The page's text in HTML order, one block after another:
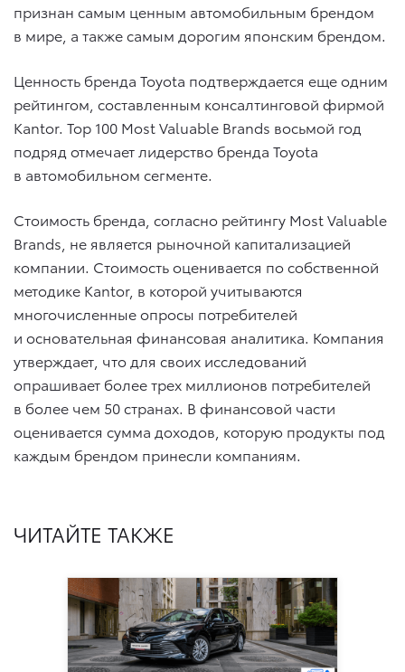
признан самым ценным автомобильным брендом
в мире, а также самым дорогим японским брендом.
Ценность бренда Toyota подтверждается еще одним
рейтингом, составленным консалтинговой фирмой
Kantor. Top 100 Most Valuable Brands восьмой год
подряд отмечает лидерство бренда Toyota
в автомобильном сегменте.
Стоимость бренда, согласно рейтингу Most Valuable
Brands, не является рыночной капитализацией
компании. Стоимость оценивается по собственной
методике Kantor, в которой учитываются
многочисленные опросы потребителей
и основательная финансовая аналитика. Компания
утверждает, что для своих исследований
опрашивает более трех миллионов потребителей
в более чем 50 странах. В финансовой части
оценивается сумма доходов, которую продукты под
каждым брендом принесли компаниям.
ЧИТАЙТЕ ТАКЖЕ